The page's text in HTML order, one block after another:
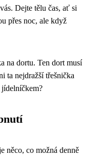
Dejte tělu čas, ať si
přes noc, ale když
na dortu. Ten dort musí
ta nejdražší třešnička
jídelníčkem?
něco, co možná denně